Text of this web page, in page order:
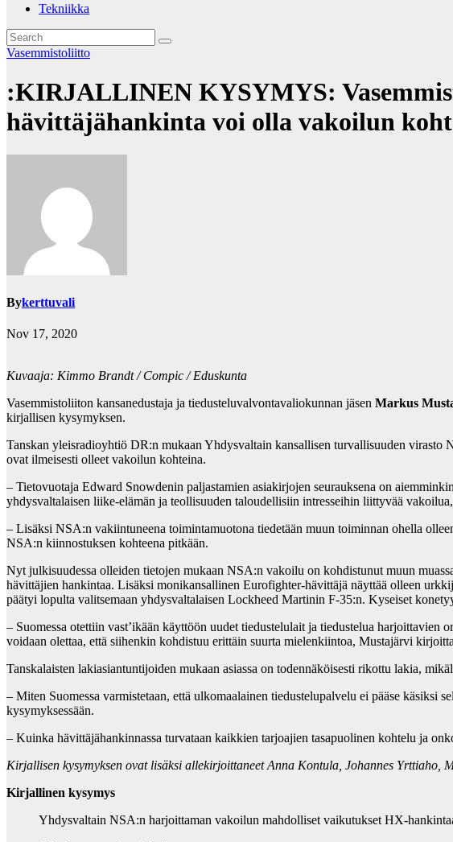
Tekniikka
Vasemmistoliitto
:KIRJALLINEN KYSYMYS:
hävittäjähankinta voi olla vakoilun
Bykerttuvali
Nov 17, 2020
Kuvaaja: Kimmo Brandt / Compic / Eduskunta
Vasemmistoliiton kansanedustaja ja tiedusteluvalvontavaliokunnan jäsen Markus
kirjallisen kysymyksen.
Tanskan yleisradioyhtiö DR:n mukaan Yhdysvaltain kansallisen turvallisuuden
ovat ilmeisesti olleet vakoilun kohteina.
– Tietovuotaja Edward Snowdenin paljastamien asiakirjojen seurauksena on
yhdysvaltalaisen liike-elämän ja teollisuuden taloudellisiin intresseihin liittyvää
– Lisäksi NSA:n vakiintuneena toimintamuotona tiedetään muun toiminnan ohella
NSA:n kiinnostuksen kohteena pitkään.
Nyt julkisuudessa olleiden tietojen mukaan NSA:n vakoilu on kohdistunut muun
hävittäjien hankintaa. Lisäksi monikansallinen Eurofighter-hävittäjä näyttää olleen
päätyi lopulta valitsemaan yhdysvaltalaisen Lockheed Martinin F-35:n. Kyseiset
– Suomessa otettiin vast’ikään käyttöön uudet tiedustelulait ja tiedustelua
voidaan olettaa, että siihenkin kohdistuu erittäin suurta mielenkiintoa, Mustajärvi
Tanskalaisten lakiasiantuntijoiden mukaan asiassa on todennäköisesti rikottu lakia,
– Miten Suomessa varmistetaan, että ulkomaalainen tiedustelupalvelu ei pääse
kysymyksessään.
– Kuinka hävittäjähankinnassa turvataan kaikkien tarjoajien tasapuolinen kohtelu ja
Kirjallisen kysymyksen ovat lisäksi allekirjoittaneet Anna Kontula, Johannes Yrttiaho,
Kirjallinen kysymys
Yhdysvaltain NSA:n harjoittaman vakoilun mahdolliset vaikutukset HX-